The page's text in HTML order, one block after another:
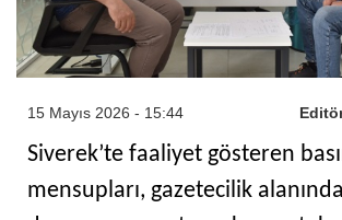
15 Mayıs 2026 - 15:44
Siverek’te faaliyet gösteren
mensupları, gazetecilik alanında